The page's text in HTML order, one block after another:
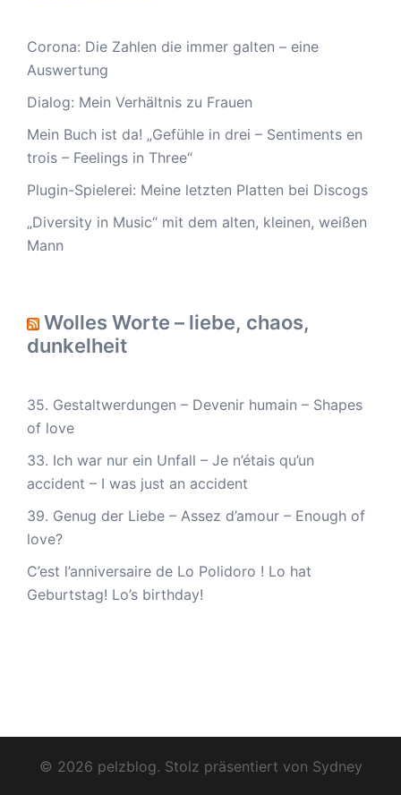
Corona: Die Zahlen die immer galten – eine
Auswertung
Dialog: Mein Verhältnis zu Frauen
Mein Buch ist da! „Gefühle in drei – Sentiments en
trois – Feelings in Three“
Plugin-Spielerei: Meine letzten Platten bei Discogs
„Diversity in Music“ mit dem alten, kleinen, weißen
Mann
Wolles Worte – liebe, chaos,
dunkelheit
35. Gestaltwerdungen – Devenir humain – Shapes
of love
33. Ich war nur ein Unfall – Je n’étais qu’un
accident – I was just an accident
39. Genug der Liebe – Assez d’amour – Enough of
love?
C’est l’anniversaire de Lo Polidoro ! Lo hat
Geburtstag! Lo’s birthday!
© 2026 pelzblog. Stolz präsentiert von Sydney